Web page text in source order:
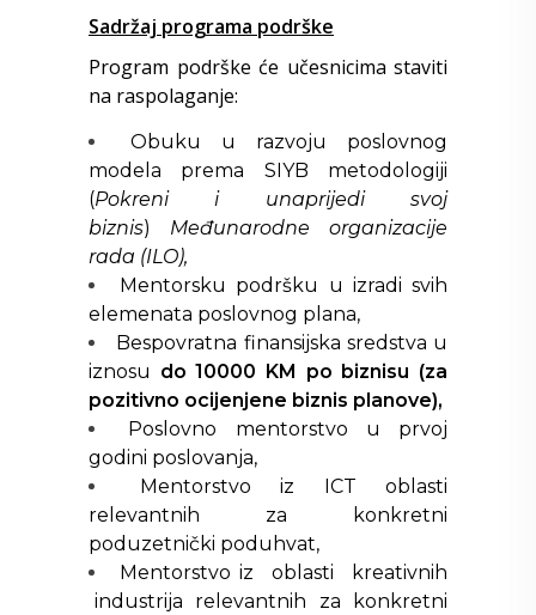
Sadržaj programa podrške
Program podrške će učesnicima staviti
na raspolaganje:
Obuku u razvoju poslovnog
modela prema SIYB metodologiji
(Pokreni i unaprijedi svoj
biznis) Međunarodne organizacije
rada (ILO),
Mentorsku podršku u izradi svih
elemenata poslovnog plana,
Bespovratna finansijska sredstva u
iznosu do 10000 KM po biznisu (za
pozitivno ocijenjene biznis planove),
Poslovno mentorstvo u prvoj
godini poslovanja,
Mentorstvo iz ICT oblasti
relevantnih za konkretni
poduzetnički poduhvat,
Mentorstvo iz oblasti kreativnih
industrija relevantnih za konkretni